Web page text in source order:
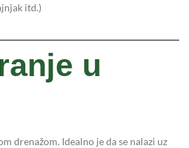
itd.)
u
drenažom. Idealno je da se nalazi uz